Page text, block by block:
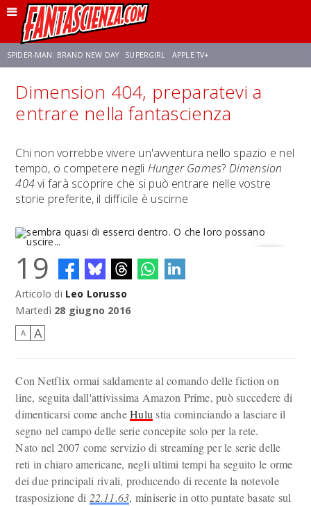
SPIDER-MAN: BRAND NEW DAY SUPERGIRL APPLE TV+
FRANCO RICCIARDIELLO ZENDAYA STAR TREK AVENGERS: DOOMSDAY
Dimension 404, preparatevi a
entrare nella fantascienza
Chi non vorrebbe vivere un'avventura nello spazio e nel
tempo, o competere negli Hunger Games? Dimension
404vi farà scoprire che si può entrare nelle vostre
storie preferite, il difficile è uscirne
sembra quasi di esserci dentro. O che loro possano uscire...
19
Articolo di Leo Lorusso
Martedì 28 giugno 2016
A A
Con Netflix ormai saldamente al comando delle fiction on
line, seguita dall'attivissima Amazon Prime, può succedere di
dimenticarsi come ancheHulu stia cominciando a lasciare il
segno nel campo delle serie concepite solo per la rete.
Nato nel 2007 come servizio di streaming per le serie delle
reti in chiaro americane, negli ultimi tempi ha seguito le orme
dei due principali rivali, producendo di recente la notevole
trasposizione di 22.11.63, miniserie in otto puntate basate sul